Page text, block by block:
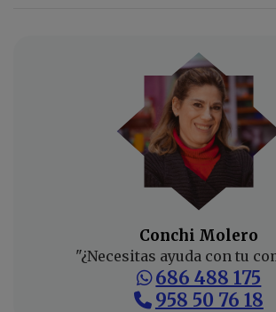
Conchi Molero
"¿Necesitas ayuda con tu
686 488 175
958 50 76 18